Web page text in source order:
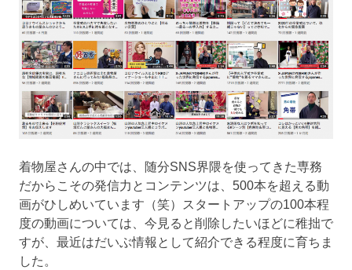
着物屋さんの中では、随分SNS界隈を使ってきた専務
だからこその発信力とコンテンツは、500本を超える動
画がひしめいています（笑）スタートアップの100本程
度の動画については、今見ると削除したいほどに稚拙で
すが、最近はだいぶ情報として紹介できる程度に育ちま
した。